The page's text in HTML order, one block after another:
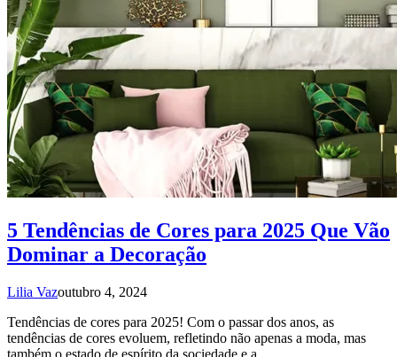
5 Tendências de Cores para 2025 Que Vão
Dominar a Decoração
Lilia Vazoutubro 4, 2024
Tendências de cores para 2025! Com o passar dos anos, as
tendências de cores evoluem, refletindo não apenas a moda, mas
também o estado de espírito da sociedade e a…